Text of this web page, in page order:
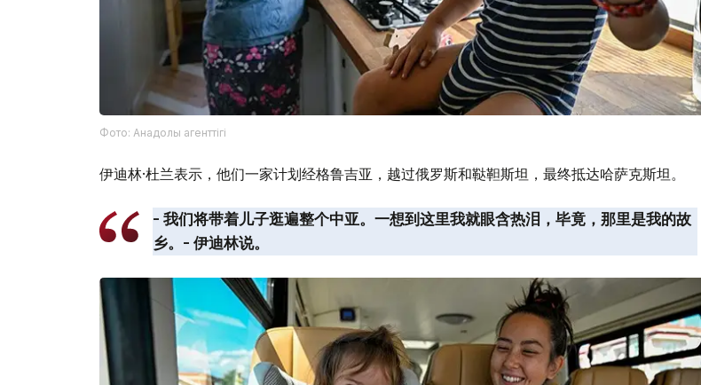
Фото: Анадолы агенттігі
伊迪林·杜兰表示，他们一家计划经格鲁吉亚，越过俄罗斯和鞑靼斯坦，最终抵达哈萨克斯坦。
- 我们将带着儿子逛遍整个中亚。一想到这里我就眼含热泪，毕竟，那里是我的故
乡。- 伊迪林说。